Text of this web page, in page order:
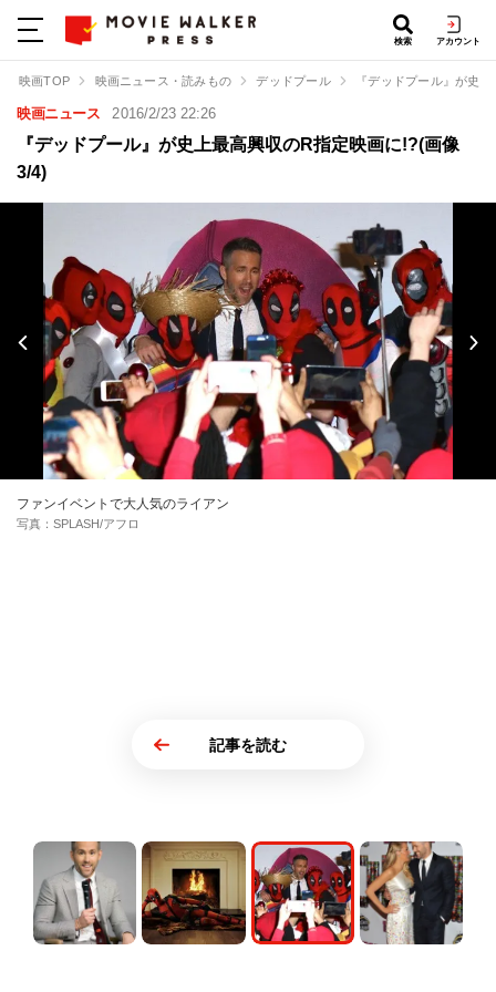
検索 アカウント
映画TOP 映画ニュース・読みもの デッドプール 『デッドプール』が史
映画ニュース 2016/2/23 22:26
『デッドプール』が史上最高興収のR指定映画に!?(画像
3/4)
ファンイベントで大人気のライアン
写真：SPLASH/アフロ
記事を読む